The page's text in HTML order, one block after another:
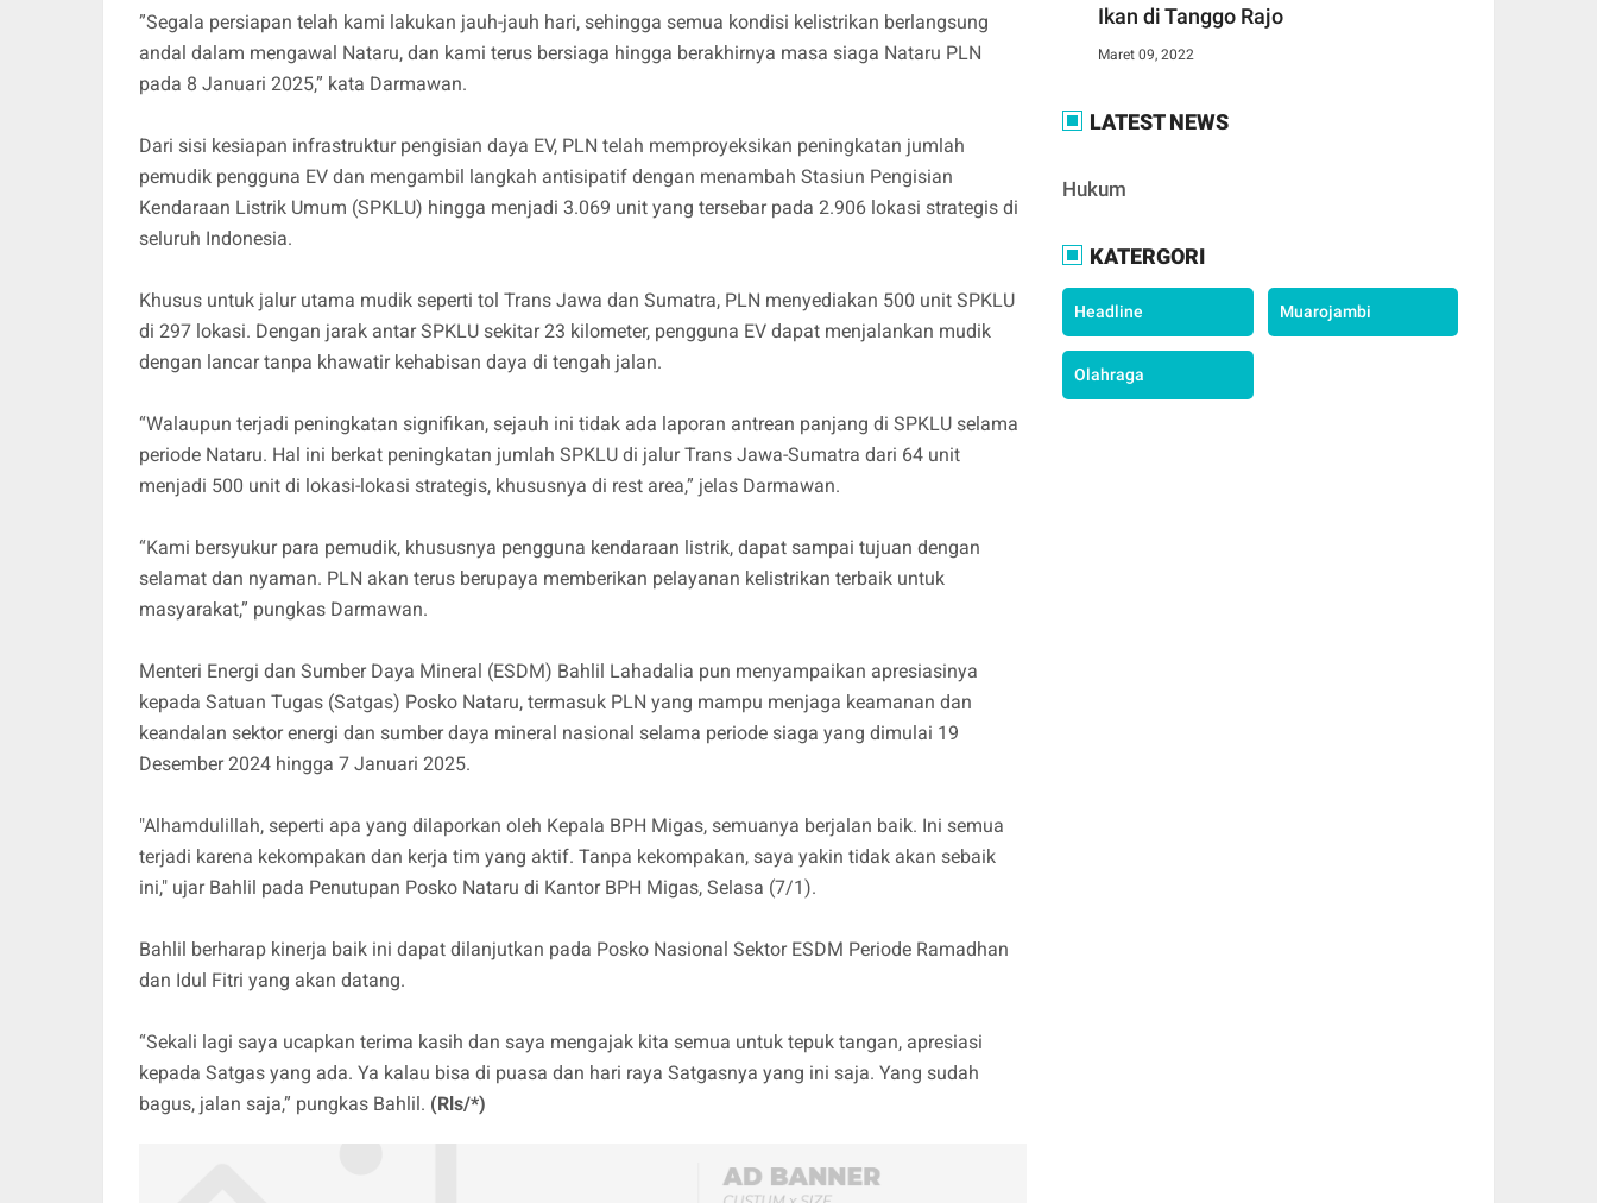
”Segala persiapan telah kami lakukan jauh-jauh hari, sehingga semua kondisi kelistrikan berlangsung
andal dalam mengawal Nataru, dan kami terus bersiaga hingga berakhirnya masa siaga Nataru PLN
pada 8 Januari 2025,” kata Darmawan.
Dari sisi kesiapan infrastruktur pengisian daya EV, PLN telah memproyeksikan peningkatan jumlah
pemudik pengguna EV dan mengambil langkah antisipatif dengan menambah Stasiun Pengisian
Kendaraan Listrik Umum (SPKLU) hingga menjadi 3.069 unit yang tersebar pada 2.906 lokasi strategis di
seluruh Indonesia.
Khusus untuk jalur utama mudik seperti tol Trans Jawa dan Sumatra, PLN menyediakan 500 unit SPKLU
di 297 lokasi. Dengan jarak antar SPKLU sekitar 23 kilometer, pengguna EV dapat menjalankan mudik
dengan lancar tanpa khawatir kehabisan daya di tengah jalan.
“Walaupun terjadi peningkatan signifikan, sejauh ini tidak ada laporan antrean panjang di SPKLU selama
periode Nataru. Hal ini berkat peningkatan jumlah SPKLU di jalur Trans Jawa-Sumatra dari 64 unit
menjadi 500 unit di lokasi-lokasi strategis, khususnya di rest area,” jelas Darmawan.
“Kami bersyukur para pemudik, khususnya pengguna kendaraan listrik, dapat sampai tujuan dengan
selamat dan nyaman. PLN akan terus berupaya memberikan pelayanan kelistrikan terbaik untuk
masyarakat,” pungkas Darmawan.
Menteri Energi dan Sumber Daya Mineral (ESDM) Bahlil Lahadalia pun menyampaikan apresiasinya
kepada Satuan Tugas (Satgas) Posko Nataru, termasuk PLN yang mampu menjaga keamanan dan
keandalan sektor energi dan sumber daya mineral nasional selama periode siaga yang dimulai 19
Desember 2024 hingga 7 Januari 2025.
"Alhamdulillah, seperti apa yang dilaporkan oleh Kepala BPH Migas, semuanya berjalan baik. Ini semua
terjadi karena kekompakan dan kerja tim yang aktif. Tanpa kekompakan, saya yakin tidak akan sebaik
ini," ujar Bahlil pada Penutupan Posko Nataru di Kantor BPH Migas, Selasa (7/1).
Bahlil berharap kinerja baik ini dapat dilanjutkan pada Posko Nasional Sektor ESDM Periode Ramadhan
dan Idul Fitri yang akan datang.
“Sekali lagi saya ucapkan terima kasih dan saya mengajak kita semua untuk tepuk tangan, apresiasi
kepada Satgas yang ada. Ya kalau bisa di puasa dan hari raya Satgasnya yang ini saja. Yang sudah
bagus, jalan saja,” pungkas Bahlil. (Rls/*)
Ikan di Tanggo Rajo
Maret 09, 2022
LATEST NEWS
Hukum
KATERGORI
Headline Muarojambi
Olahraga